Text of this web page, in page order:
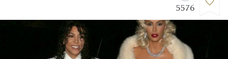
5576